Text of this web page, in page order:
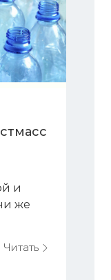
и
же
Читать